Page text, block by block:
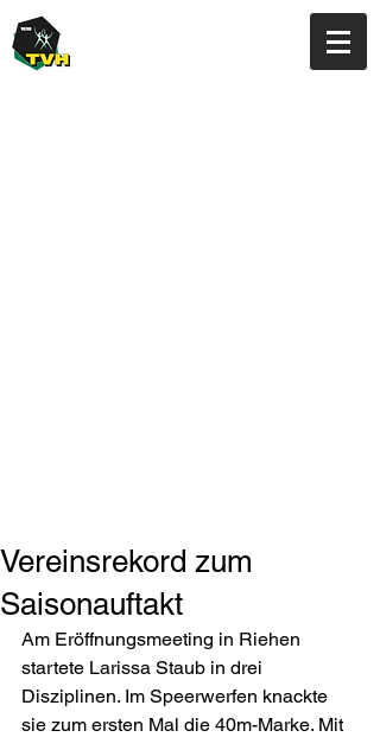
Vereinsrekord zum
Saisonauftakt
Am Eröffnungsmeeting in Riehen
startete Larissa Staub in drei
Disziplinen. Im Speerwerfen knackte
sie zum ersten Mal die 40m-Marke. Mit